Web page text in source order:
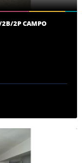
2P CAMPO